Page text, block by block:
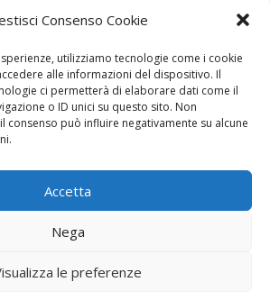
Consenso Cookie
utilizziamo tecnologie come i cookie
alle informazioni del dispositivo. Il
ci permetterà di elaborare dati come il
o ID unici su questo sito. Non
consenso può influire negativamente su alcune
Accetta
Nega
le preferenze
94 34 260
collection.eu
©2021 All rights reserved.